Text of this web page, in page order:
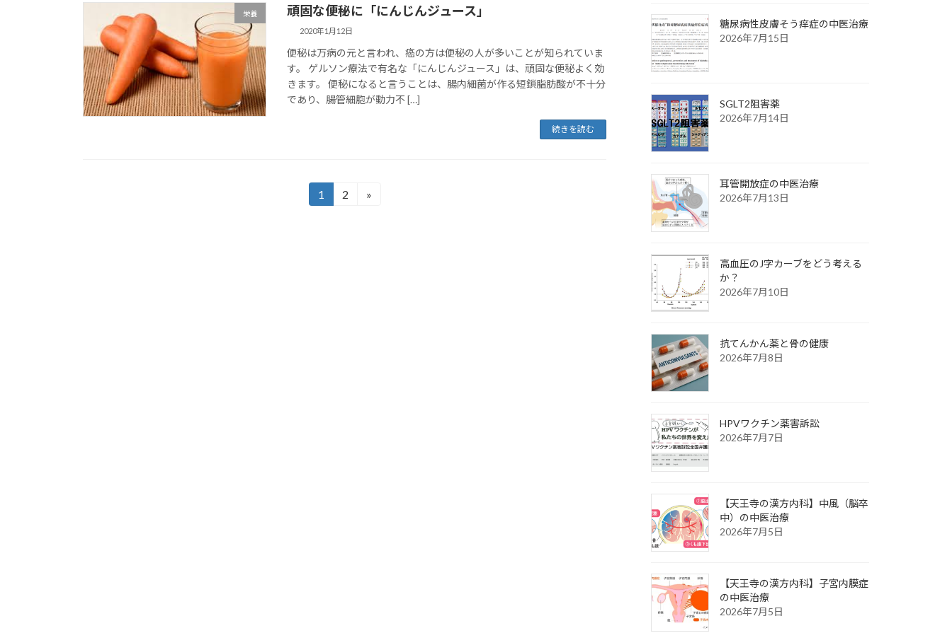
栄養 頑固な便秘に「にんじんジュース」
2020年1月12日
便秘は万病の元と言われ、癌の方は便秘の人が多いことが知られていま
す。 ゲルソン療法で有名な「にんじんジュース」は、頑固な便秘よく効
きます。 便秘になると言うことは、腸内細菌が作る短鎖脂肪酸が不十分
であり、腸管細胞が動力不 […]
続きを読む
固
1
固
2 »
糖尿病性皮膚そう痒症の中医治療
2026年7月15日
SGLT2阻害薬
2026年7月14日
耳管開放症の中医治療
2026年7月13日
高血圧のJ字カーブをどう考える
か？
2026年7月10日
抗てんかん薬と骨の健康
2026年7月8日
HPVワクチン薬害訴訟
2026年7月7日
【天王寺の漢方内科】中風（脳卒
中）の中医治療
2026年7月5日
【天王寺の漢方内科】子宮内膜症
の中医治療
2026年7月5日